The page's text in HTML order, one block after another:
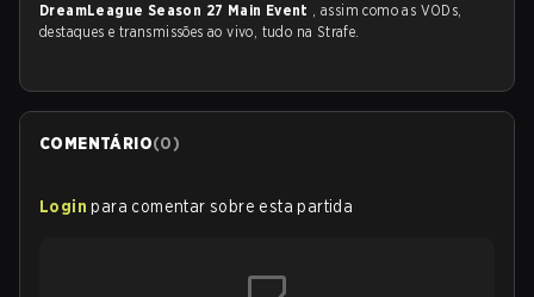
DreamLeague Season 27 Main Event , assim como as VODs,
destaques e transmissões ao vivo, tudo na Strafe.
COMENTÁRIO(0)
Login para comentar sobre esta partida